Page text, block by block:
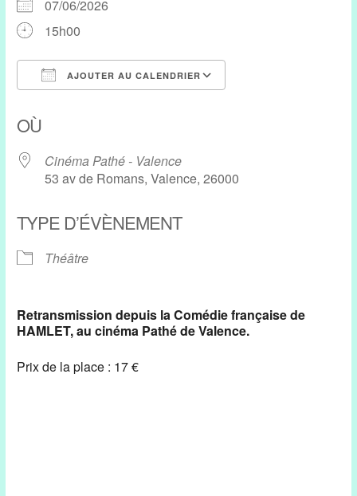
07/06/2026
15h00
AJOUTER AU CALENDRIER
OÙ
Cinéma Pathé - Valence
53 av de Romans, Valence, 26000
TYPE D’ÉVÈNEMENT
Théâtre
Retransmission depuis la Comédie française de
HAMLET, au cinéma Pathé de Valence.
Prix de la place : 17 €